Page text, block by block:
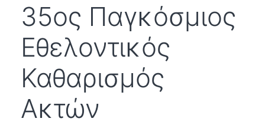
35ος Παγκόσμιος
Εθελοντικός
Καθαρισμός
Ακτών